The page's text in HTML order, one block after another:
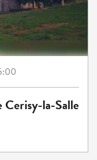
Cerisy-la-Salle